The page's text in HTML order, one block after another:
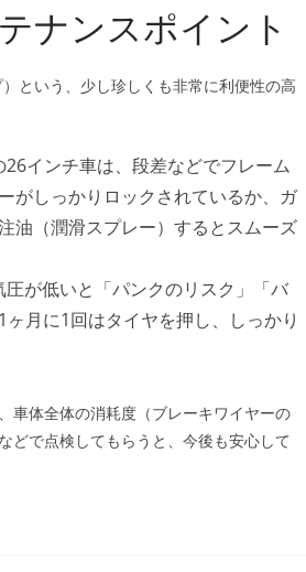
ナンスポイント
という、少し珍しくも非常に利便性の高
インチ車は、段差などでフレーム
がしっかりロックされているか、ガ
油（潤滑スプレー）するとスムーズ
が低いと「パンクのリスク」「バ
月に1回はタイヤを押し、しっかり
車体全体の消耗度（ブレーキワイヤーの
どで点検してもらうと、今後も安心して